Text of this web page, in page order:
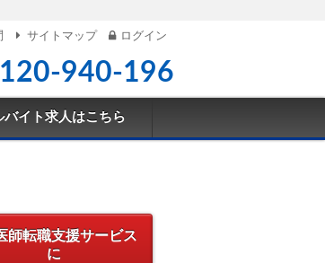
940-196
サイトマップ ログイン
バイト求人はこちら
師転職支援サービス
に